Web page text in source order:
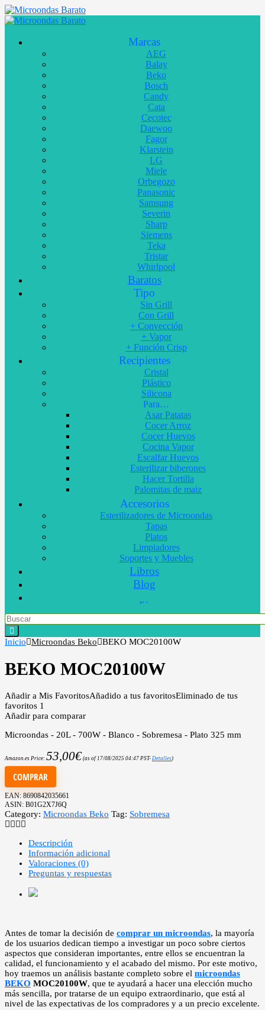
Marcas
AEG
Balay
Beko
Bosch
Candy
Cata
Cecotec
Daewoo
Fagor
Klarstein
LG
Miele
Orbegozo
Panasonic
Samsung
Severin
Sharp
Siemens
Teka
Tristar
Whirlpool
Baratos
Tipo
Sin Grill
Con Grill
+ Convección
+ Vapor
+ Función Crisp
Recipientes
Cristal
Plástico
Silicona
Para…
Asar Patatas
Cocer Arroz
Cocer Huevos
Cocina Vapor
Escalfar Huevos
Esterilizar biberones
Hacer Tortilla
Palomitas de maiz
Accesorios
Esterilizadores de Microondas
Tapas
Platos
Limpiadores
Soportes y Muebles
Libros
Blog
Inicio Microondas Beko BEKO MOC20100W
BEKO MOC20100W
Añadir a Mis FavoritosAñadido a tus favoritosEliminado de tus
favoritos 1
Añadir para comparar
Microondas - 20L - 700W - Blanco - Sobremesa - Plato 325 mm
Amazon.es Price: 53,00€ (as of 17/08/2025 04:47 PST- Detalles)
COMPRAR
EAN: 8690842035661
ASIN: B01G2X7J6Q
Category: Microondas Beko Tag: Sobremesa
Descripción
Información adicional
Valoraciones (0)
Preguntas y respuestas
Antes de tomar la decisión de comprar un microondas, la mayoría
de los usuarios dedican tiempo a investigar un poco sobre ciertos
aspectos que consideran importantes, entre ellos se encuentran la
calidad, el funcionamiento y el acabado del mismo. Por este motivo,
hoy traemos un análisis bastante completo sobre el microondas
BEKO MOC20100W, que te ayudará a hacer una elección mucho
más sencilla, por tratarse de un equipo extraordinario, que está al
nivel de las expectativas de los compradores y a un precio excelente.